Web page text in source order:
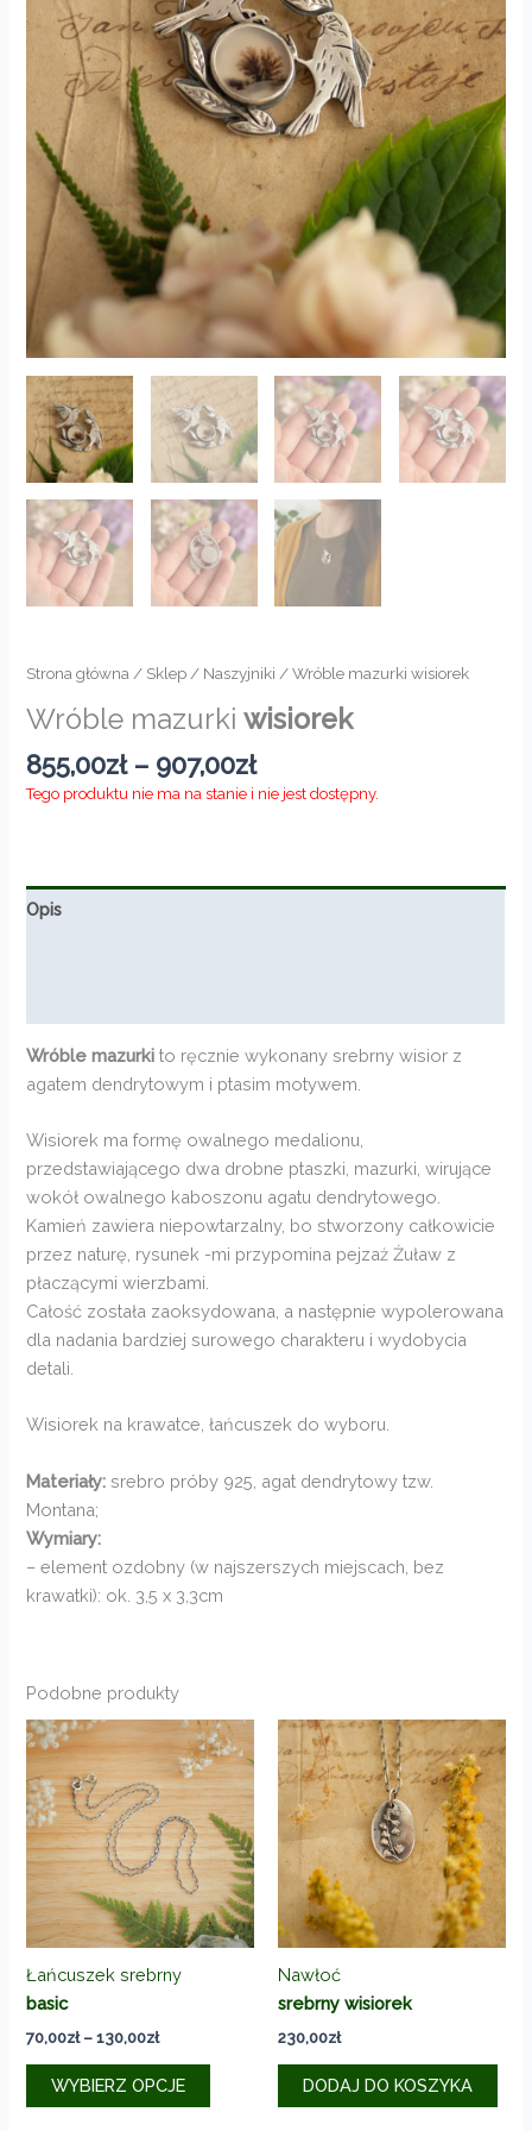
Strona główna / Sklep / Naszyjniki / Wróble mazurki wisiorek
Wróble mazurkiwisiorek
855,00zł – 907,00złZakres
cen:
Tego produktu nie ma na stanie i nie jest dostępny.
Opis
Wróble mazurkito ręcznie wykonany srebrny wisior z
agatem dendrytowym i ptasim motywem.
Wisiorek ma formę owalnego medalionu,
przedstawiającego dwa drobne ptaszki, mazurki, wirujące
wokół owalnego kaboszonu agatu dendrytowego.
Kamień zawiera niepowtarzalny, bo stworzony całkowicie
przez naturę, rysunek -mi przypomina pejzaż Żuław z
płaczącymi wierzbami.
Całość została zaoksydowana, a następnie wypolerowana
dla nadania bardziej surowego charakteru i wydobycia
detali.
Wisiorek na krawatce, łańcuszek do wyboru.
Materiały: srebro próby 925, agat dendrytowy tzw.
Montana;
Wymiary:
– element ozdobny (w najszerszych miejscach, bez
krawatki): ok. 3,5 x 3,3cm
Podobne produkty
Łańcuszek srebrny
basic
70,00zł – 130,00złZakres
od
70,00zł
WYBIERZ OPCJE
Ten
Nawłoć
srebrny wisiorek
230,00zł
DODAJ DO KOSZYKA